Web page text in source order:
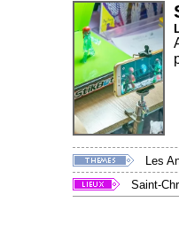
Les
Saint-